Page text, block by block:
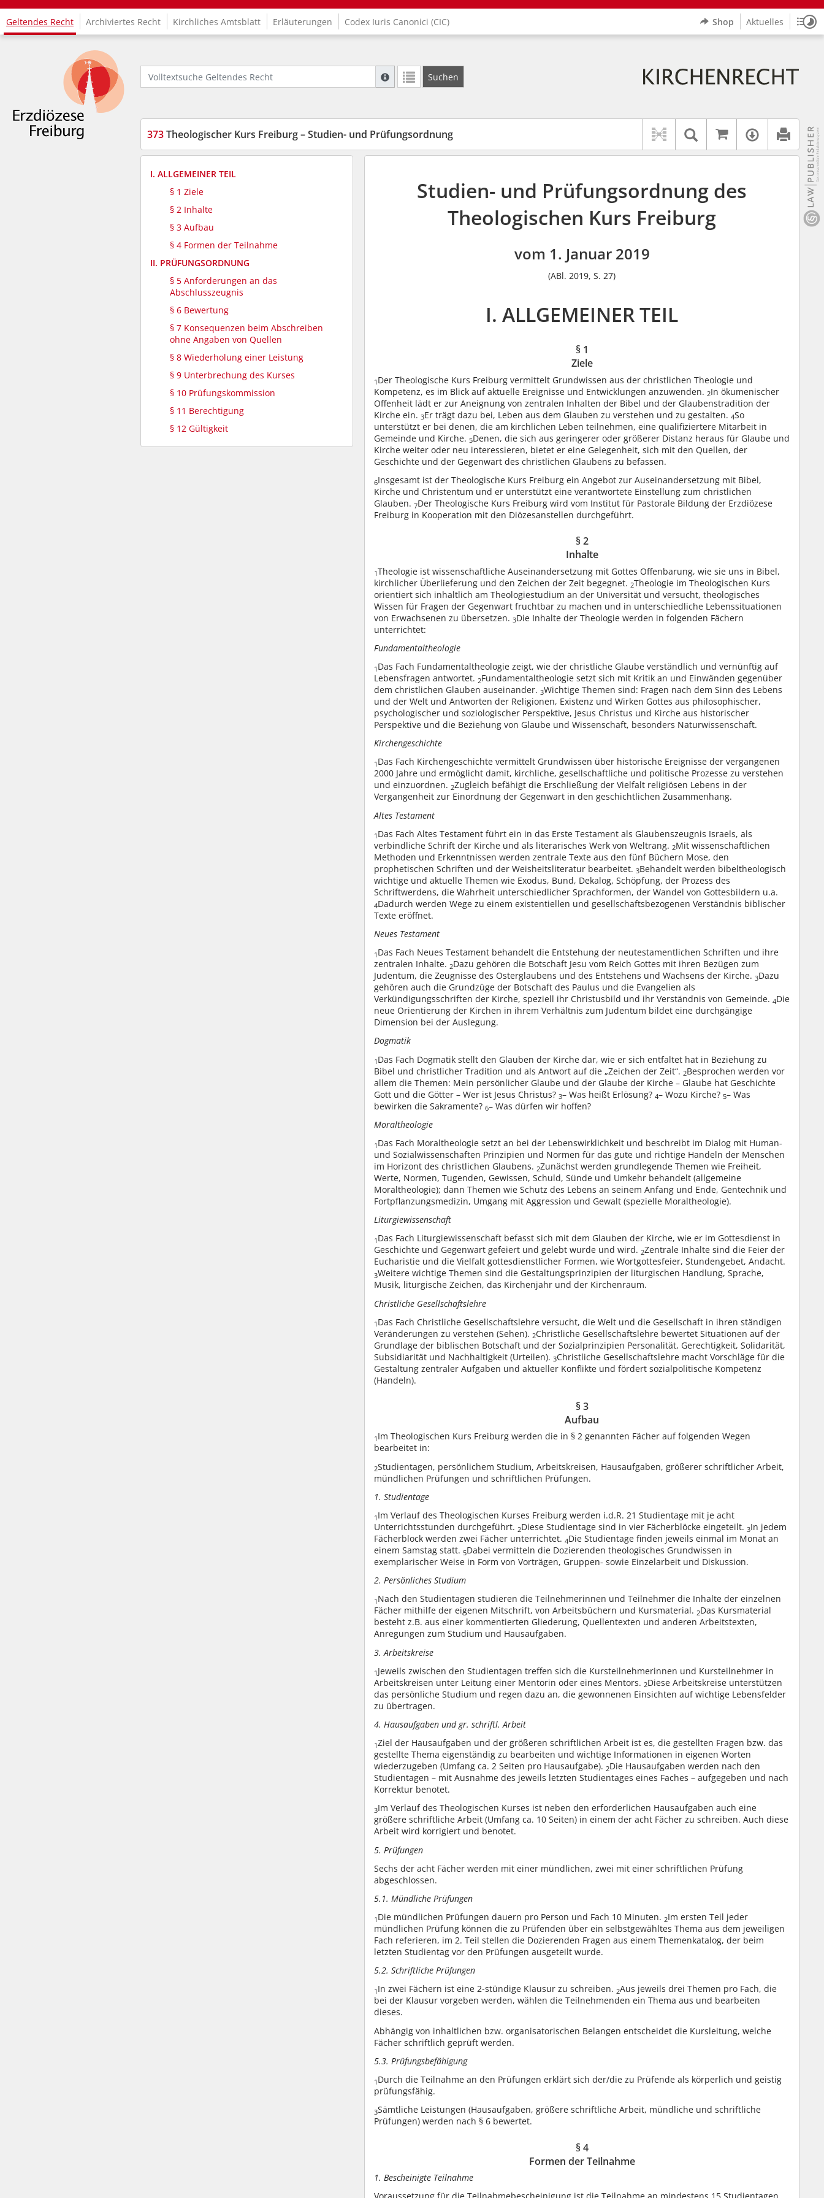
Logo Fachinformationssystem Kirchenrecht
Geltendes Recht Archiviertes Recht Kirchliches Amtsblatt Erläuterungen Codex Iuris Canonici (CIC) Shop Aktuelles
Volltextsuche Geltendes Recht
Suche mit Platzhalter "*", Bsp. Pfarrer*, findet auch: "Pfarrerinitiative" oder "Pfarrerausschuss".
Suchen
373Theologischer Kurs Freiburg – Studien- und Prüfungsordnung Textsuche im
Auf
I. ALLGEMEINER TEIL
§ 1 Ziele
§ 2 Inhalte
§ 3 Aufbau
§ 4 Formen der Teilnahme
II. PRÜFUNGSORDNUNG
§ 5 Anforderungen an das
Abschlusszeugnis
§ 6 Bewertung
§ 7 Konsequenzen beim Abschreiben
ohne Angaben von Quellen
§ 8 Wiederholung einer Leistung
§ 9 Unterbrechung des Kurses
§ 10 Prüfungskommission
§ 11 Berechtigung
§ 12 Gültigkeit
Studien- und Prüfungsordnung des
Theologischen Kurs Freiburg
vom 1. Januar 2019
(ABl. 2019, S. 27)
I. ALLGEMEINER TEIL
§ 1
Ziele
1 Der Theologische Kurs Freiburg vermittelt Grundwissen aus der christlichen Theologie und
Kompetenz, es im Blick auf aktuelle Ereignisse und Entwicklungen anzuwenden. 2In ökumenischer
Offenheit lädt er zur Aneignung von zentralen Inhalten der Bibel und der Glaubenstradition der
Kirche ein. 3Er trägt dazu bei, Leben aus dem Glauben zu verstehen und zu gestalten. 4So
unterstützt er bei denen, die am kirchlichen Leben teilnehmen, eine qualifiziertere Mitarbeit in
Gemeinde und Kirche. 5Denen, die sich aus geringerer oder größerer Distanz heraus für Glaube und
Kirche weiter oder neu interessieren, bietet er eine Gelegenheit, sich mit den Quellen, der
Geschichte und der Gegenwart des christlichen Glaubens zu befassen.
6Insgesamt ist der Theologische Kurs Freiburg ein Angebot zur Auseinandersetzung mit Bibel,
Kirche und Christentum und er unterstützt eine verantwortete Einstellung zum christlichen
Glauben. 7Der Theologische Kurs Freiburg wird vom Institut für Pastorale Bildung der Erzdiözese
Freiburg in Kooperation mit den Diözesanstellen durchgeführt.
§ 2
Inhalte
1Theologie ist wissenschaftliche Auseinandersetzung mit Gottes Offenbarung, wie sie uns in Bibel,
kirchlicher Überlieferung und den Zeichen der Zeit begegnet. 2Theologie im Theologischen Kurs
orientiert sich inhaltlich am Theologiestudium an der Universität und versucht, theologisches
Wissen für Fragen der Gegenwart fruchtbar zu machen und in unterschiedliche Lebenssituationen
von Erwachsenen zu übersetzen. 3Die Inhalte der Theologie werden in folgenden Fächern
unterrichtet:
Fundamentaltheologie
1 Das Fach Fundamentaltheologie zeigt, wie der christliche Glaube verständlich und vernünftig auf
Lebensfragen antwortet. 2Fundamentaltheologie setzt sich mit Kritik an und Einwänden gegenüber
dem christlichen Glauben auseinander. 3Wichtige Themen sind: Fragen nach dem Sinn des Lebens
und der Welt und Antworten der Religionen, Existenz und Wirken Gottes aus philosophischer,
psychologischer und soziologischer Perspektive, Jesus Christus und Kirche aus historischer
Perspektive und die Beziehung von Glaube und Wissenschaft, besonders Naturwissenschaft.
Kirchengeschichte
1 Das Fach Kirchengeschichte vermittelt Grundwissen über historische Ereignisse der vergangenen
2000 Jahre und ermöglicht damit, kirchliche, gesellschaftliche und politische Prozesse zu verstehen
und einzuordnen. 2Zugleich befähigt die Erschließung der Vielfalt religiösen Lebens in der
Vergangenheit zur Einordnung der Gegenwart in den geschichtlichen Zusammenhang.
Altes Testament
1 Das Fach Altes Testament führt ein in das Erste Testament als Glaubenszeugnis Israels, als
verbindliche Schrift der Kirche und als literarisches Werk von Weltrang. 2Mit wissenschaftlichen
Methoden und Erkenntnissen werden zentrale Texte aus den fünf Büchern Mose, den
prophetischen Schriften und der Weisheitsliteratur bearbeitet. 3Behandelt werden bibeltheologisch
wichtige und aktuelle Themen wie Exodus, Bund, Dekalog, Schöpfung, der Prozess des
Schriftwerdens, die Wahrheit unterschiedlicher Sprachformen, der Wandel von Gottesbildern u.a.
4Dadurch werden Wege zu einem existentiellen und gesellschaftsbezogenen Verständnis biblischer
Texte eröffnet.
Neues Testament
1 Das Fach Neues Testament behandelt die Entstehung der neutestamentlichen Schriften und ihre
zentralen Inhalte. 2Dazu gehören die Botschaft Jesu vom Reich Gottes mit ihren Bezügen zum
Judentum, die Zeugnisse des Osterglaubens und des Entstehens und Wachsens der Kirche. 3Dazu
gehören auch die Grundzüge der Botschaft des Paulus und die Evangelien als
Verkündigungsschriften der Kirche, speziell ihr Christusbild und ihr Verständnis von Gemeinde. 4Die
neue Orientierung der Kirchen in ihrem Verhältnis zum Judentum bildet eine durchgängige
Dimension bei der Auslegung.
Dogmatik
1 Das Fach Dogmatik stellt den Glauben der Kirche dar, wie er sich entfaltet hat in Beziehung zu
Bibel und christlicher Tradition und als Antwort auf die „Zeichen der Zeit“. 2Besprochen werden vor
allem die Themen: Mein persönlicher Glaube und der Glaube der Kirche – Glaube hat Geschichte
Gott und die Götter – Wer ist Jesus Christus? 3– Was heißt Erlösung? 4– Wozu Kirche? 5– Was
bewirken die Sakramente? 6– Was dürfen wir hoffen?
Moraltheologie
1 Das Fach Moraltheologie setzt an bei der Lebenswirklichkeit und beschreibt im Dialog mit Human-
und Sozialwissenschaften Prinzipien und Normen für das gute und richtige Handeln der Menschen
im Horizont des christlichen Glaubens. 2Zunächst werden grundlegende Themen wie Freiheit,
Werte, Normen, Tugenden, Gewissen, Schuld, Sünde und Umkehr behandelt (allgemeine
Moraltheologie); dann Themen wie Schutz des Lebens an seinem Anfang und Ende, Gentechnik und
Fortpflanzungsmedizin, Umgang mit Aggression und Gewalt (spezielle Moraltheologie).
Liturgiewissenschaft
1 Das Fach Liturgiewissenschaft befasst sich mit dem Glauben der Kirche, wie er im Gottesdienst in
Geschichte und Gegenwart gefeiert und gelebt wurde und wird. 2Zentrale Inhalte sind die Feier der
Eucharistie und die Vielfalt gottesdienstlicher Formen, wie Wortgottesfeier, Stundengebet, Andacht.
3Weitere wichtige Themen sind die Gestaltungsprinzipien der liturgischen Handlung, Sprache,
Musik, liturgische Zeichen, das Kirchenjahr und der Kirchenraum.
Christliche Gesellschaftslehre
1 Das Fach Christliche Gesellschaftslehre versucht, die Welt und die Gesellschaft in ihren ständigen
Veränderungen zu verstehen (Sehen). 2Christliche Gesellschaftslehre bewertet Situationen auf der
Grundlage der biblischen Botschaft und der Sozialprinzipien Personalität, Gerechtigkeit, Solidarität,
Subsidiarität und Nachhaltigkeit (Urteilen). 3Christliche Gesellschaftslehre macht Vorschläge für die
Gestaltung zentraler Aufgaben und aktueller Konflikte und fördert sozialpolitische Kompetenz
(Handeln).
§ 3
Aufbau
1 Im Theologischen Kurs Freiburg werden die in § 2 genannten Fächer auf folgenden Wegen
bearbeitet in:
2Studientagen, persönlichem Studium, Arbeitskreisen, Hausaufgaben, größerer schriftlicher Arbeit,
mündlichen Prüfungen und schriftlichen Prüfungen.
1. Studientage
1 Im Verlauf des Theologischen Kurses Freiburg werden i.d.R. 21 Studientage mit je acht
Unterrichtsstunden durchgeführt. 2Diese Studientage sind in vier Fächerblöcke eingeteilt. 3In jedem
Fächerblock werden zwei Fächer unterrichtet. 4Die Studientage finden jeweils einmal im Monat an
einem Samstag statt. 5Dabei vermitteln die Dozierenden theologisches Grundwissen in
exemplarischer Weise in Form von Vorträgen, Gruppen- sowie Einzelarbeit und Diskussion.
2. Persönliches Studium
1 Nach den Studientagen studieren die Teilnehmerinnen und Teilnehmer die Inhalte der einzelnen
Fächer mithilfe der eigenen Mitschrift, von Arbeitsbüchern und Kursmaterial. 2Das Kursmaterial
besteht z.B. aus einer kommentierten Gliederung, Quellentexten und anderen Arbeitstexten,
Anregungen zum Studium und Hausaufgaben.
3. Arbeitskreise
1 Jeweils zwischen den Studientagen treffen sich die Kursteilnehmerinnen und Kursteilnehmer in
Arbeitskreisen unter Leitung einer Mentorin oder eines Mentors. 2Diese Arbeitskreise unterstützen
das persönliche Studium und regen dazu an, die gewonnenen Einsichten auf wichtige Lebensfelder
zu übertragen.
4. Hausaufgaben und gr. schriftl. Arbeit
1Ziel der Hausaufgaben und der größeren schriftlichen Arbeit ist es, die gestellten Fragen bzw. das
gestellte Thema eigenständig zu bearbeiten und wichtige Informationen in eigenen Worten
wiederzugeben (Umfang ca. 2 Seiten pro Hausaufgabe). 2Die Hausaufgaben werden nach den
Studientagen – mit Ausnahme des jeweils letzten Studientages eines Faches – aufgegeben und nach
Korrektur benotet.
3Im Verlauf des Theologischen Kurses ist neben den erforderlichen Hausaufgaben auch eine
größere schriftliche Arbeit (Umfang ca. 10 Seiten) in einem der acht Fächer zu schreiben. Auch diese
Arbeit wird korrigiert und benotet.
5. Prüfungen
Sechs der acht Fächer werden mit einer mündlichen, zwei mit einer schriftlichen Prüfung
abgeschlossen.
5.1. Mündliche Prüfungen
1 Die mündlichen Prüfungen dauern pro Person und Fach 10 Minuten. 2Im ersten Teil jeder
mündlichen Prüfung können die zu Prüfenden über ein selbstgewähltes Thema aus dem jeweiligen
Fach referieren, im 2. Teil stellen die Dozierenden Fragen aus einem Themenkatalog, der beim
letzten Studientag vor den Prüfungen ausgeteilt wurde.
5.2. Schriftliche Prüfungen
1 In zwei Fächern ist eine 2-stündige Klausur zu schreiben. 2Aus jeweils drei Themen pro Fach, die
bei der Klausur vorgeben werden, wählen die Teilnehmenden ein Thema aus und bearbeiten
dieses.
Abhängig von inhaltlichen bzw. organisatorischen Belangen entscheidet die Kursleitung, welche
Fächer schriftlich geprüft werden.
5.3. Prüfungsbefähigung
1 Durch die Teilnahme an den Prüfungen erklärt sich der/die zu Prüfende als körperlich und geistig
prüfungsfähig.
3Sämtliche Leistungen (Hausaufgaben, größere schriftliche Arbeit, mündliche und schriftliche
Prüfungen) werden nach § 6 bewertet.
§ 4
Formen der Teilnahme
1. Bescheinigte Teilnahme
wbv